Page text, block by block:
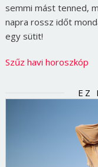
semmi mást tenned,
napra rossz időt
egy sütit!
Szűz havi horoszkóp
EZ